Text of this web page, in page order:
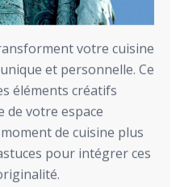
votre cuisine
et personnelle. Ce
éléments créatifs
de votre espace
de cuisine plus
pour intégrer ces